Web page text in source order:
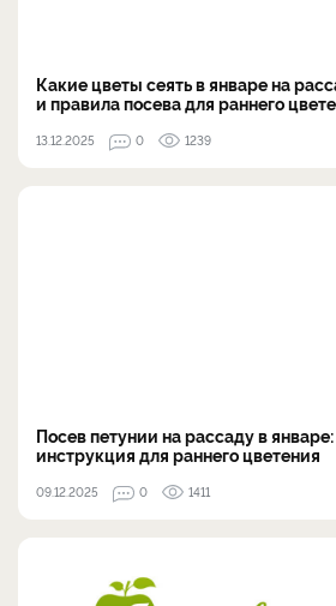
Какие цветы сеять в январе на
и правила посева для раннего
13.12.2025 0 1239
Посев петунии на рассаду в
инструкция для раннего цветения
09.12.2025 0 1411